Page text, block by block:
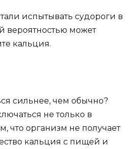
испытывать судороги в
вероятностью может
кальция.
сильнее, чем обычно?
не только в
что организм не получает
кальция с пищей и